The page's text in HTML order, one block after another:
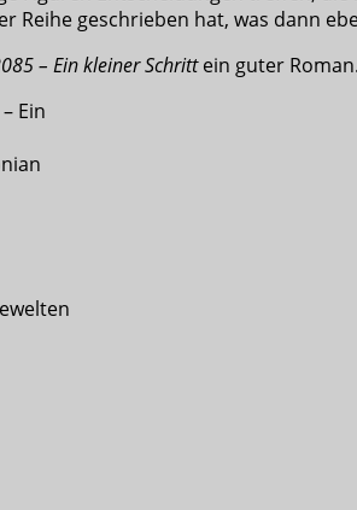
Reihe geschrieben hat, was dann
– Ein kleiner Schrittein guter Roman.